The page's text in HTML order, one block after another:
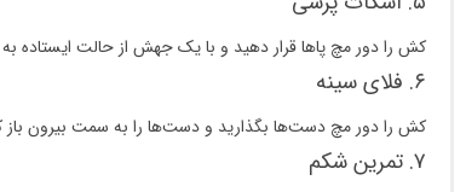
کش را دور مچ پاها قرار دهید و با یک جهش از حالت ایستاده به
۶. فلای سینه
کش را دور مچ دست‌ها بگذارید و دست‌ها را به سمت بیرون
۷. تمرین شکم